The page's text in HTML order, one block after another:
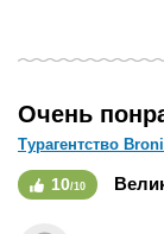
и аккуратные. Я
убирались
очень
улыбчивый.
понравилось.
Очень
Турагентство
10/10